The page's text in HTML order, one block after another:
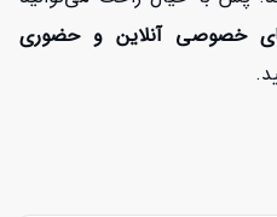
خصوصی آنلاین و حضوری